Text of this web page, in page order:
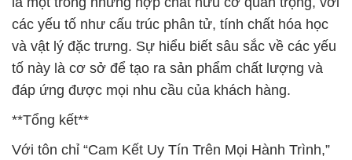
các yếu tố như cấu trúc phân tử, tính chất hóa học
và vật lý đặc trưng. Sự hiểu biết sâu sắc về các yếu
tố này là cơ sở để tạo ra sản phẩm chất lượng và
đáp ứng được mọi nhu cầu của khách hàng.
**Tổng kết**
Với tôn chỉ “Cam Kết Uy Tín Trên Mọi Hành Trình,”